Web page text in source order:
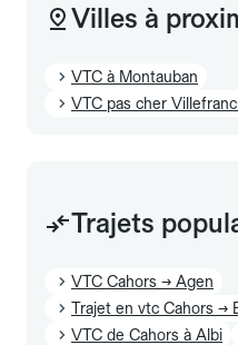
Villes à
VTC à Montauban
VTC pas cher
Trajets
VTC Cahors → Agen
Trajet en vtc Cahors →
VTC de Cahors à Albi